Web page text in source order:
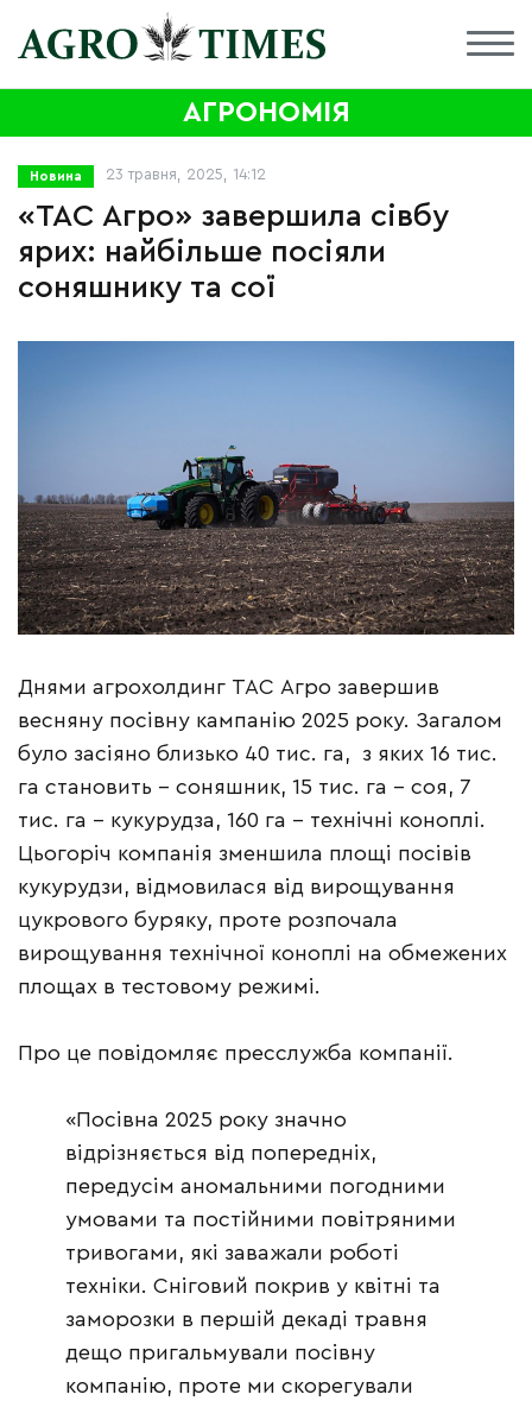
АГРОНОМІЯ
Новина 23 травня, 2025, 14:12
«ТАС Агро» завершила сівбу
ярих: найбільше посіяли
соняшнику та сої
Днями агрохолдинг ТАС Агро завершив
весняну посівну кампанію 2025 року. Загалом
було засіяно близько 40 тис. га, з яких 16 тис.
га становить – соняшник, 15 тис. га – соя, 7
тис. га – кукурудза, 160 га – технічні коноплі.
Цьогоріч компанія зменшила площі посівів
кукурудзи, відмовилася від вирощування
цукрового буряку, проте розпочала
вирощування технічної коноплі на обмежених
площах в тестовому режимі.
Про це повідомляє пресслужба компанії.
«Посівна 2025 року значно
відрізняється від попередніх,
передусім аномальними погодними
умовами та постійними повітряними
тривогами, які заважали роботі
техніки. Сніговий покрив у квітні та
заморозки в першій декаді травня
дещо пригальмували посівну
компанію, проте ми скорегували